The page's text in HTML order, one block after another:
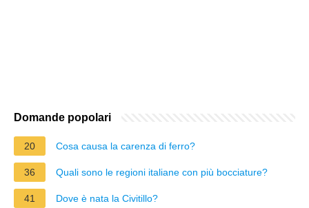
Domande popolari
20 Cosa causa la carenza di ferro?
36 Quali sono le regioni italiane con più bocciature?
41 Dove è nata la Civitillo?